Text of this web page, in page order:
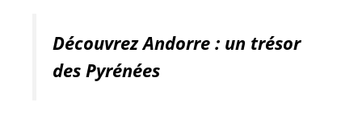
Découvrez Andorre : un trésor
des Pyrénées